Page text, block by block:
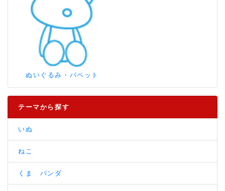
ぬいぐるみ・パペット
テーマから探す
いぬ
ねこ
くま パンダ